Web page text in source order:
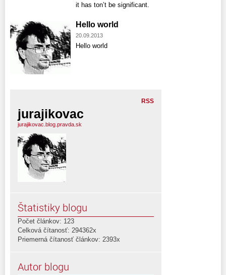
it has ton’t be significant.
Hello world
20.09.2013
Hello world
RSS
jurajikovac
jurajikovac.blog.pravda.sk
Štatistiky blogu
Počet článkov: 123
Celková čítanosť: 294362x
Priemerná čítanosť článkov: 2393x
Autor blogu